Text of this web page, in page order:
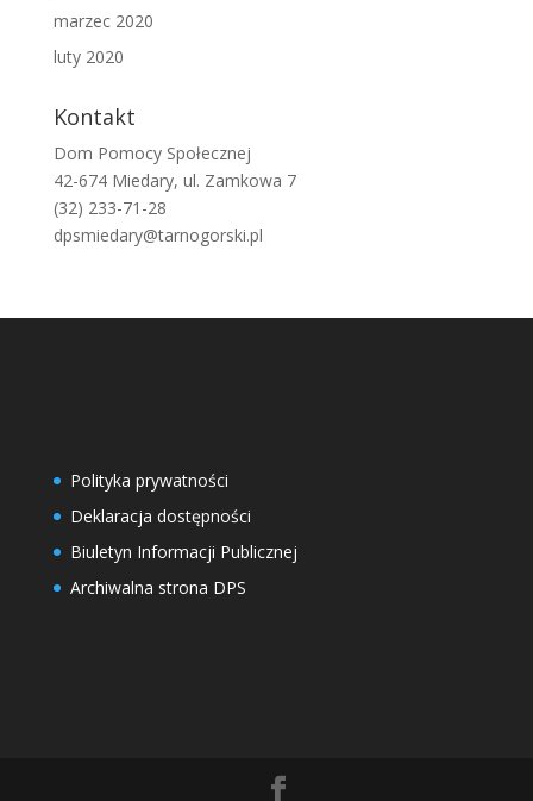
marzec 2020
luty 2020
Kontakt
Dom Pomocy Społecznej
42-674 Miedary, ul. Zamkowa 7
(32) 233-71-28
dpsmiedary@tarnogorski.pl
Polityka prywatności
Deklaracja dostępności
Biuletyn Informacji Publicznej
Archiwalna strona DPS